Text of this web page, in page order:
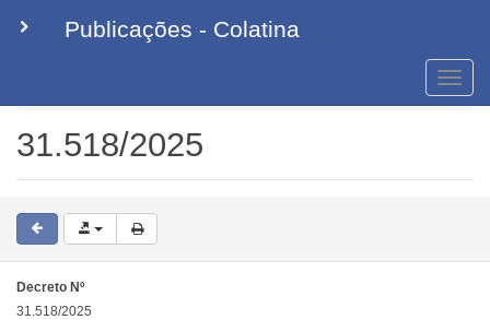
Publicações - Colatina
Toggle
31.518/2025
Decreto Nº
31.518/2025